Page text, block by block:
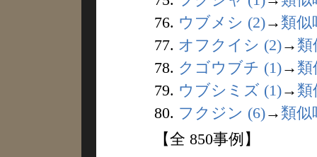
76. ウブメシ (2)→ 類似
77. オフクイシ (2)→ 類
78. クゴウブチ (1)→ 類
79. ウブシミズ (1)→ 類
80. フクジン (6)→ 類似
【全 850事例】